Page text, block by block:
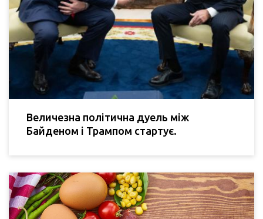
Величезна політична дуель між
Байденом і Трампом стартує.